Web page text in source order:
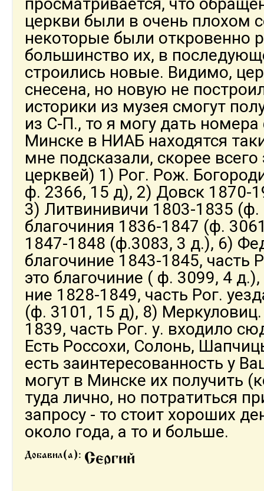
церкви были в очень плохом
некоторые были откровенно
большинство их, в
строились новые. Видимо,
снесена, но новую не
историки из музея смогут
из С-П., то я могу дать
Минске в НИАБ находятся
мне подсказали, скорее всего
церквей) 1) Рог. Рож.
ф. 2366, 15 д), 2) Довск 1870-
3) Литвинивичи 1803-1835 (ф.
благочиния 1836-1847 (ф.
1847-1848 (ф.3083, 3 д.), 6)
благочиние 1843-1845, часть
это благочиние ( ф. 3099, 4
ние 1828-1849, часть Рог.
(ф. 3101, 15 д), 8)
1839, часть Рог. у. входило
Есть Россохи, Солонь,
есть заинтересованность у
могут в Минске их получить
туда лично, но потратиться
запросу - то стоит хороших
около года, а то и больше.
Добавил(а): Сергий